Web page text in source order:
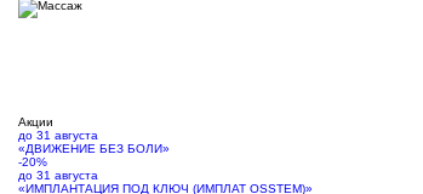
Акции
до 31 августа
«ДВИЖЕНИЕ БЕЗ БОЛИ»
-20%
до 31 августа
«ИМПЛАНТАЦИЯ ПОД КЛЮЧ (ИМПЛАТ OSSTEM)»